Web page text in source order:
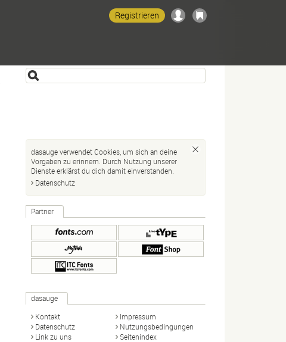
Registrieren
dasauge verwendet Cookies, um sich an deine
Vorgaben zu erinnern. Durch Nutzung unserer
Dienste erklärst du dich damit einverstanden.
Datenschutz
Partner
dasauge
Kontakt
Impressum
Datenschutz
Nutzungsbedingungen
Link zu uns
Seitenindex